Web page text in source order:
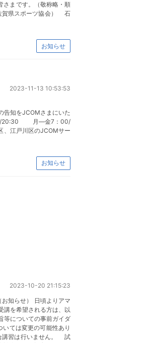
さまです。（敬称略・順
賀県スポーツ協会） 石
お知らせ
2023-11-13 10:53:53
つきまして
さまにいた
20:30 月―金7：00/
江戸川区のJCOMサー
お知らせ
2023-10-20 21:15:23
知らせ） 日頃よりアマ
講を希望される方は、以
についての事前ガイダ
変更の可能性あり
講習は行いません。 試